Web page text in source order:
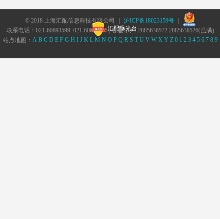
© 2018 上海汇配信息科技有限公司 ｜ 沪ICP备18023159号｜
汇配曝光台
联系电话：021-60693599 021-60693555 | 客服QQ：2885636572 2885638526(已满)
站点地图： A B C D E F G H I J K L M N O P Q R S T U V W X Y Z 0 1 2 3 4 5 6 7 8 9